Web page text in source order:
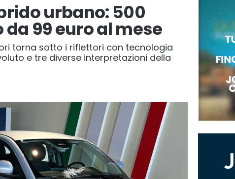
urbano: 500
99 euro al mese
torna sotto i riflettori con tecnologia
e tre diverse interpretazioni della